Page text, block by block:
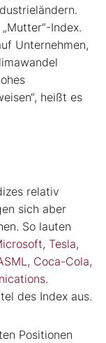
Index.
Unternehmen,
heißt es
relativ
sich aber
So lauten
, Tesla,
, Coca-Cola,
.
des Index aus.
Positionen